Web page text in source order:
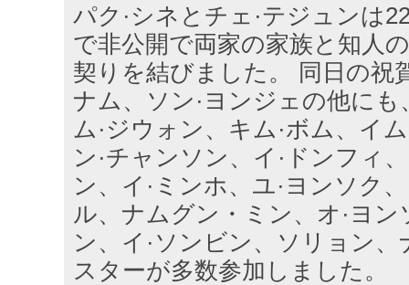
パク·シネとチェ·テジュンは
で非公開で両家の家族と知人
契りを結びました。 同日の祝
ナム、ソン·ヨンジェの他にも
ム·ジウォン、キム·ボム、イ
ン·チャンソン、イ·ドンフィ
ン、イ·ミンホ、ユ·ヨンソク
ル、ナムグン・ミン、オ·ヨン
ン、イ·ソンビン、ソリョン、
スターが多数参加しました。